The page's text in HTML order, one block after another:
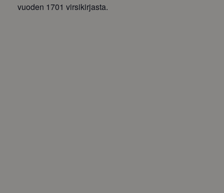
vuoden 1701 virsikirjasta.